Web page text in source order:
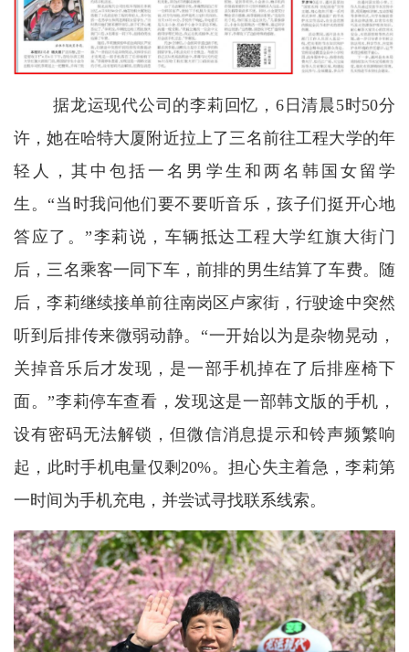
据龙运现代公司的李莉回忆，6日清晨5时50分
许，她在哈特大厦附近拉上了三名前往工程大学的年
轻人，其中包括一名男学生和两名韩国女留学
生。“当时我问他们要不要听音乐，孩子们挺开心地
答应了。”李莉说，车辆抵达工程大学红旗大街门
后，三名乘客一同下车，前排的男生结算了车费。随
后，李莉继续接单前往南岗区卢家街，行驶途中突然
听到后排传来微弱动静。“一开始以为是杂物晃动，
关掉音乐后才发现，是一部手机掉在了后排座椅下
面。”李莉停车查看，发现这是一部韩文版的手机，
设有密码无法解锁，但微信消息提示和铃声频繁响
起，此时手机电量仅剩20%。担心失主着急，李莉第
一时间为手机充电，并尝试寻找联系线索。